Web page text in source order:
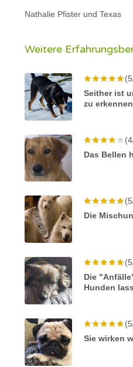
Nathalie Pfister und Texas
Weitere
Seither ist
zu erkennen
Das Bellen
Die
Die
Hunden
Sie wirken